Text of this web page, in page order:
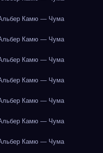
Камю — Чума
Камю — Чума
Камю — Чума
Камю — Чума
Камю — Чума
Камю — Чума
Камю — Чума